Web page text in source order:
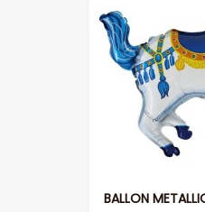
BALLON